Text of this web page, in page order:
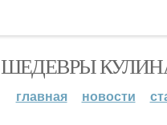
ШЕДЕВРЫ
главная новости